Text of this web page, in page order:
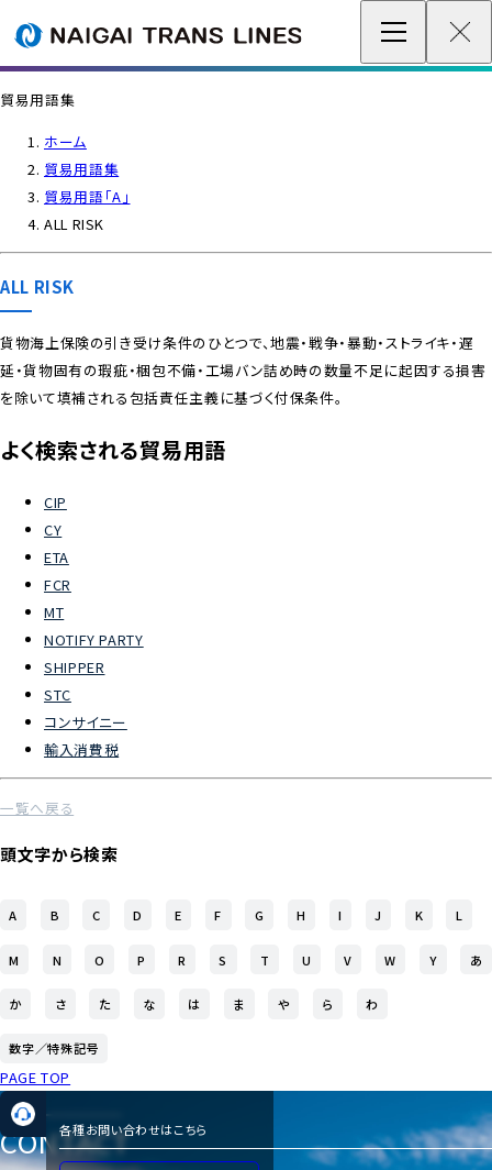
IR情報
サステナビリティ
ENGLISH
企業情報 / グローバルネットワーク
各種情報
貿易用語集
ホーム
貿易用語集
貿易用語「A」
ALL RISK
ALL RISK
貨物海上保険の引き受け条件のひとつで、地震・戦争・暴動・ストライキ・遅
延・貨物固有の瑕疵・梱包不備・工場バン詰め時の数量不足に起因する損害
を除いて填補される包括責任主義に基づく付保条件。
よく検索される貿易用語
CIP
CY
ETA
FCR
MT
NOTIFY PARTY
SHIPPER
STC
コンサイニー
輸入消費税
一覧へ戻る
頭文字から検索
A B C D E F G H I J K L
M N O P R S T U V W Y あ
か さ た な は ま や ら わ
数字／特殊記号
PAGE TOP
各種お問い合わせはこちら
CONTACT